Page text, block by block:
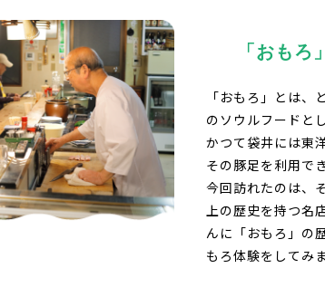
「おも
「おもろ」とは
のソウルフードと
かつて袋井には東
その豚足を利用で
今回訪れたのは、
上の歴史を持つ名
んに「おもろ」の
もろ体験をしてみ